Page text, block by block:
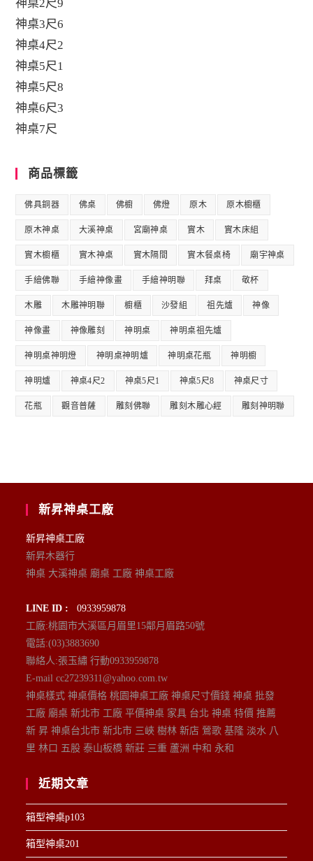
神桌2尺9
神桌3尺6
神桌4尺2
神桌5尺1
神桌5尺8
神桌6尺3
神桌7尺
商品標籤
佛具銅器 佛桌 佛櫥 佛燈 原木 原木櫥櫃
原木神桌 大溪神桌 宮廟神桌 實木 實木床組
實木櫥櫃 實木神桌 實木隔間 實木餐桌椅 廟宇神桌
手繪佛聯 手繪神像畫 手繪神明聯 拜桌 敬杯
木雕 木雕神明聯 櫥櫃 沙發組 祖先爐 神像
神像畫 神像雕刻 神明桌 神明桌祖先爐
神明桌神明燈 神明桌神明爐 神明桌花瓶 神明櫥
神明爐 神桌4尺2 神桌5尺1 神桌5尺8 神桌尺寸
花瓶 觀音普薩 雕刻佛聯 雕刻木雕心經 雕刻神明聯
新昇神桌工廠
新昇神桌工廠
新昇木器行
神桌 大溪神桌 廟桌 工廠 神桌工廠
LINE ID :
0933959878
工廠:桃園市大溪區月眉里15鄰月眉路50號
電話:(03)3883690
聯絡人:張玉繡 行動0933959878
E-mail cc27239311@yahoo.com.tw
神桌樣式 神桌價格 桃園神桌工廠 神桌尺寸價錢 神桌 批發
工廠 廟桌 新北市 工廠 平價神桌 家具 台北 神桌 特價 推薦
新 昇 神桌台北市 新北市 三峽 樹林 新店 鶯歌 基隆 淡水 八
里 林口 五股 泰山板橋 新莊 三重 蘆洲 中和 永和
近期文章
箱型神桌p103
箱型神桌201